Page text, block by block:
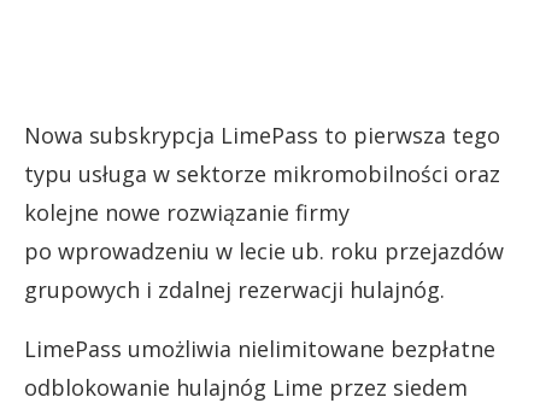
Nowa subskrypcja LimePass to pierwsza tego
typu usługa w sektorze mikromobilności oraz
kolejne nowe rozwiązanie firmy
po wprowadzeniu w lecie ub. roku przejazdów
grupowych i zdalnej rezerwacji hulajnóg.
LimePass umożliwia nielimitowane bezpłatne
odblokowanie hulajnóg Lime przez siedem